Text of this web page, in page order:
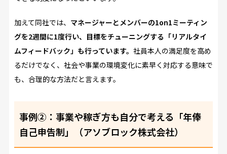
加えて同社では、 マネージャーとメンバーの1on1ミーティン
グを2週間に1度行い、目標をチューニングする「リアルタイ
ムフィードバック」も行っています。 社員本人の満足度を高め
るだけでなく、社会や事業の環境変化に素早く対応する意味で
も、合理的な方法だと言えます。
事例②：事業や稼ぎ方も自分で考える「年俸
自己申告制」（アソブロック株式会社）